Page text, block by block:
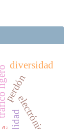
perdón
diversidad
electrónica